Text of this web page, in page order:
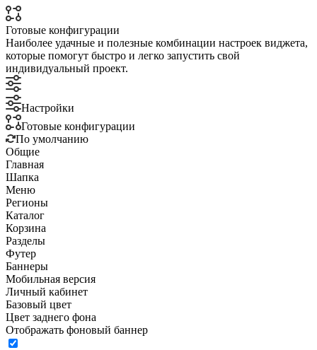
Готовые конфигурации
Наиболее удачные и полезные комбинации настроек виджета,
которые помогут быстро и легко запустить свой
индивидуальный проект.
Настройки
Готовые конфигурации
По умолчанию
Общие
Главная
Шапка
Меню
Регионы
Каталог
Корзина
Разделы
Футер
Баннеры
Мобильная версия
Личный кабинет
Базовый цвет
Цвет заднего фона
Отображать фоновый баннер